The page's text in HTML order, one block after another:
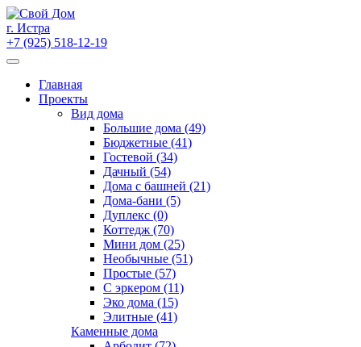
Skip
to
content
г. Истра
+7 (925) 518-12-19
Главная
Проекты
Вид дома
Большие дома (49)
Бюджетные (41)
Гостевой (34)
Дачный (54)
Дома с башней (21)
Дома-бани (5)
Дуплекс (0)
Коттедж (70)
Мини дом (25)
Необычные (51)
Простые (57)
С эркером (11)
Эко дома (15)
Элитные (41)
Каменные дома